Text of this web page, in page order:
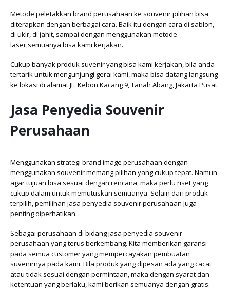
Metode peletakkan brand perusahaan ke souvenir pilihan bisa
diterapkan dengan berbagai cara. Baik itu dengan cara di sablon,
di ukir, di jahit, sampai dengan menggunakan metode
laser,semuanya bisa kami kerjakan.
Cukup banyak produk suvenir yang bisa kami kerjakan, bila anda
tertarik untuk mengunjungi gerai kami, maka bisa datang langsung
ke lokasi di alamat JL. Kebon Kacang 9, Tanah Abang, Jakarta Pusat.
Jasa Penyedia Souvenir
Perusahaan
Menggunakan strategi brand image perusahaan dengan
menggunakan souvenir memang pilihan yang cukup tepat. Namun
agar tujuan bisa sesuai dengan rencana, maka perlu riset yang
cukup dalam untuk memutuskan semuanya. Selain dari produk
terpilih, pemilihan jasa penyedia souvenir perusahaan juga
penting diperhatikan.
Sebagai perusahaan di bidang jasa penyedia souvenir
perusahaan yang terus berkembang. Kita memberikan garansi
pada semua customer yang mempercayakan pembuatan
suvenirnya pada kami. Bila produk yang dipesan ada yang cacat
atau tidak sesuai dengan permintaan, maka dengan syarat dan
ketentuan yang berlaku, kami berikan semuanya dengan gratis.